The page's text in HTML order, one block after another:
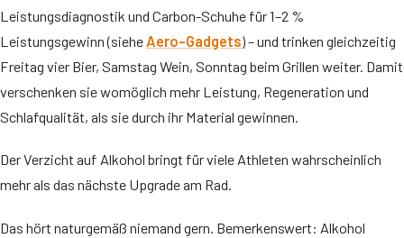
Leistungsdiagnostik und Carbon-Schuhe für 1–2 %
Leistungsgewinn (siehe Aero-Gadgets) – und trinken gleichzeitig
Freitag vier Bier, Samstag Wein, Sonntag beim Grillen weiter. Damit
verschenken sie womöglich mehr Leistung, Regeneration und
Schlafqualität, als sie durch ihr Material gewinnen.
Der Verzicht auf Alkohol bringt für viele Athleten wahrscheinlich
mehr als das nächste Upgrade am Rad.
Das hört naturgemäß niemand gern. Bemerkenswert: Alkohol